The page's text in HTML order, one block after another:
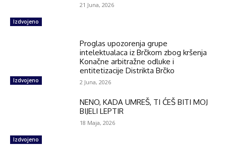
Izdvojeno
21 Juna, 2026
Izdvojeno
Proglas upozorenja grupe
intelektualaca iz Brčkom zbog kršenja
Konačne arbitražne odluke i
entitetizacije Distrikta Brčko
2 Juna, 2026
Izdvojeno
NENO, KADA UMREŠ, TI ĆEŠ BITI MOJ
BIJELI LEPTIR
18 Maja, 2026